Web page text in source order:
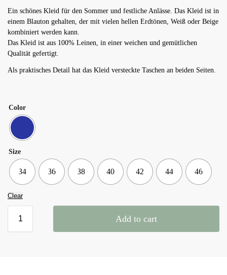
Ein schönes Kleid für den Sommer und festliche Anlässe. Das Kleid ist in
einem Blauton gehalten, der mit vielen hellen Erdtönen, Weiß oder Beige
kombiniert werden kann.
Das Kleid ist aus 100% Leinen, in einer weichen und gemütlichen
Qualität gefertigt.
Als praktisches Detail hat das Kleid versteckte Taschen an beiden Seiten.
Color
Size
34 36 38 40 42 44 46
Clear
Add to cart